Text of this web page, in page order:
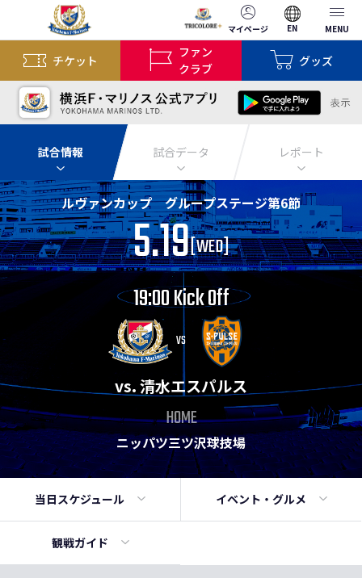
マイページ EN MENU
チケット
ファン
クラブ
グッズ
試合情報 試合データ レポート
ルヴァンカップ グループステージ第6節
5.19[WED]
19:00 Kick Off
VS
vs. 清水エスパルス
HOME
ニッパツ三ツ沢球技場
当日 スケジュール イベント・ グルメ
観戦ガイド